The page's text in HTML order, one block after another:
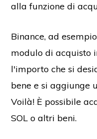
alla funzione di
Binance, ad
modulo di acquisto
l'importo che si
bene e si aggiunge
Voilà! È possibile
SOL o altri beni.